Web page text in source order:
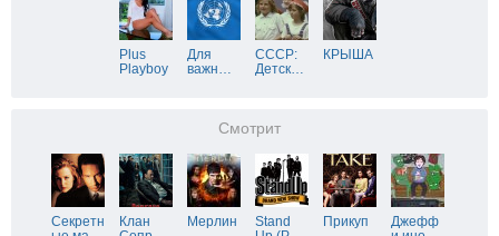
Plus
Playboy
Для
важн…
СССР:
Детск…
КРЫША
Смотрит
Секретн
Клан
Мерлин
Stand
Прикуп
Джефф